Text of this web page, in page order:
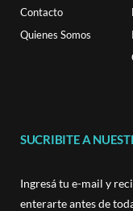
Contacto
Quienes Somos
SUCRIBITE A
Ingresá tu e-mail y
enterarte antes de